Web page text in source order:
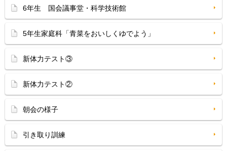
6年生 国会議事堂・科学技術館
5年生家庭科「青菜をおいしくゆでよう」
新体力テスト③
新体力テスト②
朝会の様子
引き取り訓練